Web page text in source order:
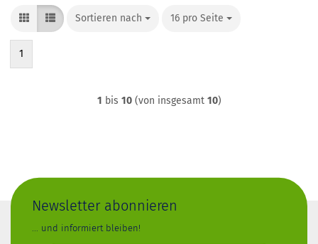
Sortieren nach
Sortieren nach 16 pro Seite
pro Seite
1
1 bis 10(von insgesamt 10)
Newsletter abonnieren
... und informiert bleiben!